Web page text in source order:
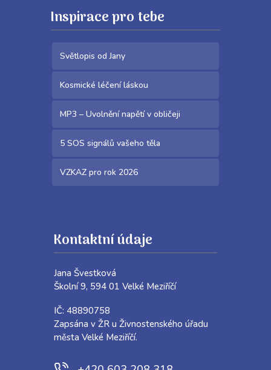
Inspirace pro tebe
Světlopis od Jany
Kosmické léčení láskou
MP3 – Uvolnění napětí v obličeji
5 SOS signálů vašeho těla
VZKAZ pro rok 2026
Kontaktní údaje
Jana Švestková
Školní 9, 594 01 Velké Meziříčí
IČ: 48890758
Zapsána v ŽR u Živnostenského úřadu
města Velké Meziříčí.